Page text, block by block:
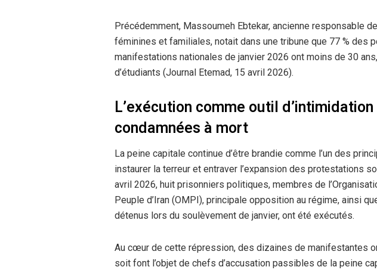
Précédemment, Massoumeh Ebtekar, ancienne responsable
féminines et familiales, notait dans une tribune que 77 % des
manifestations nationales de janvier 2026 ont moins de 30
d’étudiants (Journal Etemad, 15 avril 2026).
L’exécution comme outil
condamnées à mort
La peine capitale continue d’être brandie comme l’un des
instaurer la terreur et entraver l’expansion des protestations
avril 2026, huit prisonniers politiques, membres de
Peuple d’Iran (OMPI), principale opposition au régime, ainsi
détenus lors du soulèvement de janvier, ont été exécutés.
Au cœur de cette répression, des dizaines de manifestantes
soit font l’objet de chefs d’accusation passibles de la peine